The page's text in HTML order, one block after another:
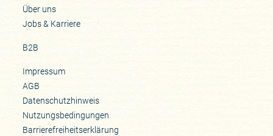
Über uns
Jobs & Karriere
B2B
Impressum
AGB
Datenschutzhinweis
Nutzungsbedingungen
Barrierefreiheitserklärung